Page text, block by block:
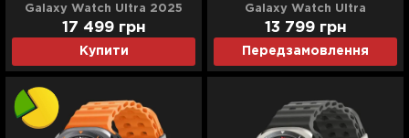
Galaxy Watch Ultra 2025
(Titanium Silver) (Standard)
Купити
17 499 грн
Galaxy Watch Ultra
(Titanium Gray) (Standard)
Передзамовлення
13 799 грн